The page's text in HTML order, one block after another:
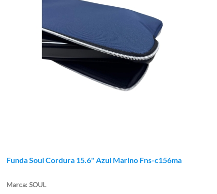
Funda Soul Cordura 15.6" Azul Marino Fns-c156ma
SOUL